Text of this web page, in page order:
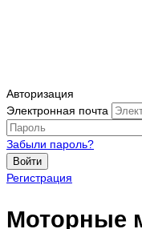
Авторизация
Электронная почта
Забыли пароль?
Войти
Регистрация
Моторные